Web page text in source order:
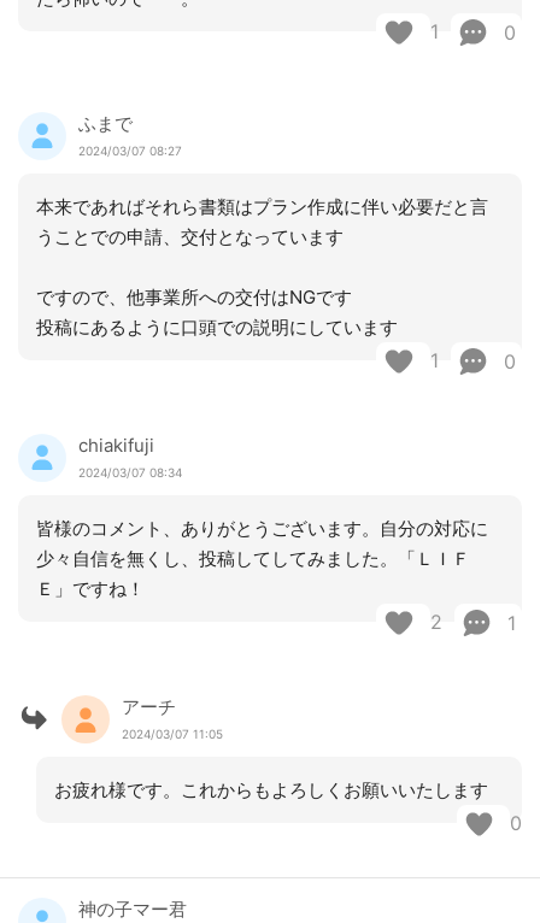
1 0
ふまで
2024/03/07 08:27
本来であればそれら書類はプラン作成に伴い必要だと言
うことでの申請、交付となっています
ですので、他事業所への交付はNGです
投稿にあるように口頭での説明にしています
1 0
chiakifuji
2024/03/07 08:34
皆様のコメント、ありがとうございます。自分の対応に
少々自信を無くし、投稿してしてみました。「ＬＩＦ
Ｅ」ですね！
2 1
アーチ
2024/03/07 11:05
お疲れ様です。これからもよろしくお願いいたします
0
神の子マー君